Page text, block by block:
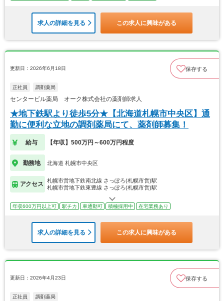
求人の詳細を見る この求人に興味がある
更新日：2026年6月18日 保存する
正社員 調剤薬局
センタービル薬局 オーク株式会社の薬剤師求人
★地下鉄駅より徒歩5分★【北海道札幌市中央区】通
勤に便利な立地の調剤薬局にて、薬剤師募集！
給与 【年収】500万円～600万円程度
勤務地 北海道 札幌市中央区
アクセス
札幌市営地下鉄南北線 さっぽろ(札幌市営)駅
札幌市営地下鉄東豊線 さっぽろ(札幌市営)駅
年収600万円以上可 駅チカ 車通勤可 積極採用中 在宅業務あり
求人の詳細を見る この求人に興味がある
更新日：2026年4月23日 保存する
正社員 調剤薬局